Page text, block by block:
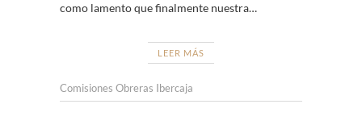
como lamento que finalmente nuestra…
LEER MÁS
Comisiones Obreras Ibercaja